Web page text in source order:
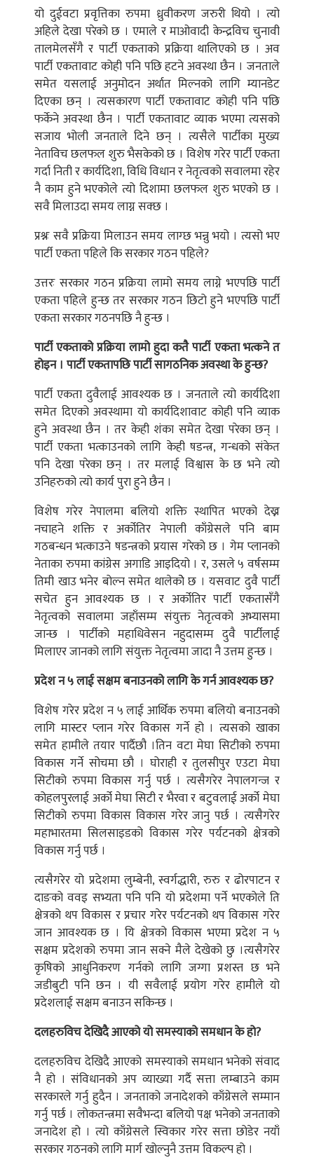
यो दुईवटा प्रवृत्तिका रुपमा ध्रुवीकरण जरुरी थियो । त्यो
अहिले देखा परेको छ । एमाले र माओवादी केन्द्रविच चुनावी
तालमेलसँगै र पार्टी एकताको प्रक्रिया थालिएको छ । अव
पार्टी एकतावाट कोही पनि पछि हटने अवस्था छैन । जनताले
समेत यसलाई अनुमोदन अर्थात मिल्नको लागि म्यानडेट
दिएका छन् । त्यसकारण पार्टी एकतावाट कोही पनि पछि
फर्केने अवस्था छैन । पार्टी एकतावाट व्याक भएमा त्यसको
सजाय भोली जनताले दिने छन् । त्यसैले पार्टीका मुख्य
नेताविच छलफल शुरु भैसकेको छ । विशेष गरेर पार्टी एकता
गर्दा निती र कार्यदिशा, विधि विधान र नेतृत्वको सवालमा रहेर
नै काम हुने भएकोले त्यो दिशामा छलफल शुरु भएको छ ।
सवै मिलाउदा समय लाग्न सक्छ ।
प्रश्नः सवै प्रक्रिया मिलाउन समय लाग्छ भन्नु भयो । त्यसो भए
पार्टी एकता पहिले कि सरकार गठन पहिले?
उत्तरः सरकार गठन प्रक्रिया लामो समय लाग्ने भएपछि पार्टी
एकता पहिले हुन्छ तर सरकार गठन छिटो हुने भएपछि पार्टी
एकता सरकार गठनपछि नै हुन्छ ।
पार्टी एकताको प्रक्रिया लामो हुदा कतै पार्टी एकता भत्कने त
होइन । पार्टी एकतापछि पार्टी सागठनिक अवस्था के हुन्छ?
पार्टी एकता दुवैलाई आवश्यक छ । जनताले त्यो कार्यदिशा
समेत दिएको अवस्थामा यो कार्यदिशावाट कोही पनि व्याक
हुने अवस्था छैन । तर केही शंका समेत देखा परेका छन् ।
पार्टी एकता भत्काउनको लागि केही षडन्त्र, गन्धको संकेत
पनि देखा परेका छन् । तर मलाई विश्वास के छ भने त्यो
उनिहरुको त्यो कार्य पुरा हुने छैन ।
विशेष गरेर नेपालमा बलियो शक्ति स्थापित भएको देख्न
नचाहने शक्ति र अर्कोतिर नेपाली काँग्रेसले पनि बाम
गठबन्धन भत्काउने षडन्त्रको प्रयास गरेको छ । गेम प्लानको
नेताका रुपमा कांग्रेस अगाडि आइदियो । र, उसले ५ वर्षसम्म
तिमी खाउ भनेर बोल्न समेत थालेकोे छ । यसवाट दुवै पार्टी
सचेत हुन आवश्यक छ । र अर्कोतिर पार्टी एकतासँगै
नेतृत्वको सवालमा जहाँसम्म संयुक्त नेतृत्वको अभ्यासमा
जान्छ । पार्टीको महाधिवेसन नहुदासम्म दुवै पार्टीलाई
मिलाएर जानको लागि संयुक्त नेतृत्वमा जादा नै उत्तम हुन्छ ।
प्रदेश न ५ लाई सक्षम बनाउनको लागि के गर्न आवश्यक छ?
विशेष गरेर प्रदेश न ५ लाई आर्थिक रुपमा बलियो बनाउनको
लागि मास्टर प्लान गरेर विकास गर्ने हो । त्यसको खाका
समेत हामीले तयार पार्दैछौ ।तिन वटा मेघा सिटीको रुपमा
विकास गर्ने सोचमा छौ । घोराही र तुलसीपुर एउटा मेघा
सिटीको रुपमा विकास गर्नु पर्छ । त्यसैगरेर नेपालगन्ज र
कोहलपुरलाई अर्को मेघा सिटी र भैरवा र बटुवलाई अर्को मेघा
सिटीको रुपमा विकास विकास गरेर जानु पर्छ । त्यसैगरेर
महाभारतमा सिलसाइडको विकास गरेर पर्यटनको क्षेत्रको
विकास गर्नु पर्छ ।
त्यसैगरेर यो प्रदेशमा लुम्बेनी, स्वर्गद्धारी, रुरु र ढोरपाटन र
दाङको ववइ सभ्यता पनि पनि यो प्रदेशमा पर्ने भएकोले ति
क्षेत्रको थप विकास र प्रचार गरेर पर्यटनको थप विकास गरेर
जान आवश्यक छ । यि क्षेत्रको विकास भएमा प्रदेश न ५
सक्षम प्रदेशको रुपमा जान सक्ने मैले देखेको छु ।त्यसैगरेर
कृषिको आधुनिकरण गर्नको लागि जग्गा प्रशस्त छ भने
जडीबुटी पनि छन । यी सवैलाई प्रयोग गरेर हामीले यो
प्रदेशलाई सक्षम बनाउन सकिन्छ ।
दलहरुविच देखिदै आएको यो समस्याको समधान के हो?
दलहरुविच देखिदै आएको समस्याको समधान भनेको संवाद
नै हो । संविधानको अप व्याख्या गर्दै सत्ता लम्बाउने काम
सरकारले गर्नु हुदैन । जनताको जनादेशको काँग्रेसले सम्मान
गर्नु पर्छ । लोकतन्त्रमा सवैभन्दा बलियो पक्ष भनेको जनताको
जनादेश हो । त्यो काँग्रेसले स्विकार गरेर सत्ता छोडेर नयाँ
सरकार गठनको लागि मार्ग खोल्नुनै उत्तम विकल्प हो ।